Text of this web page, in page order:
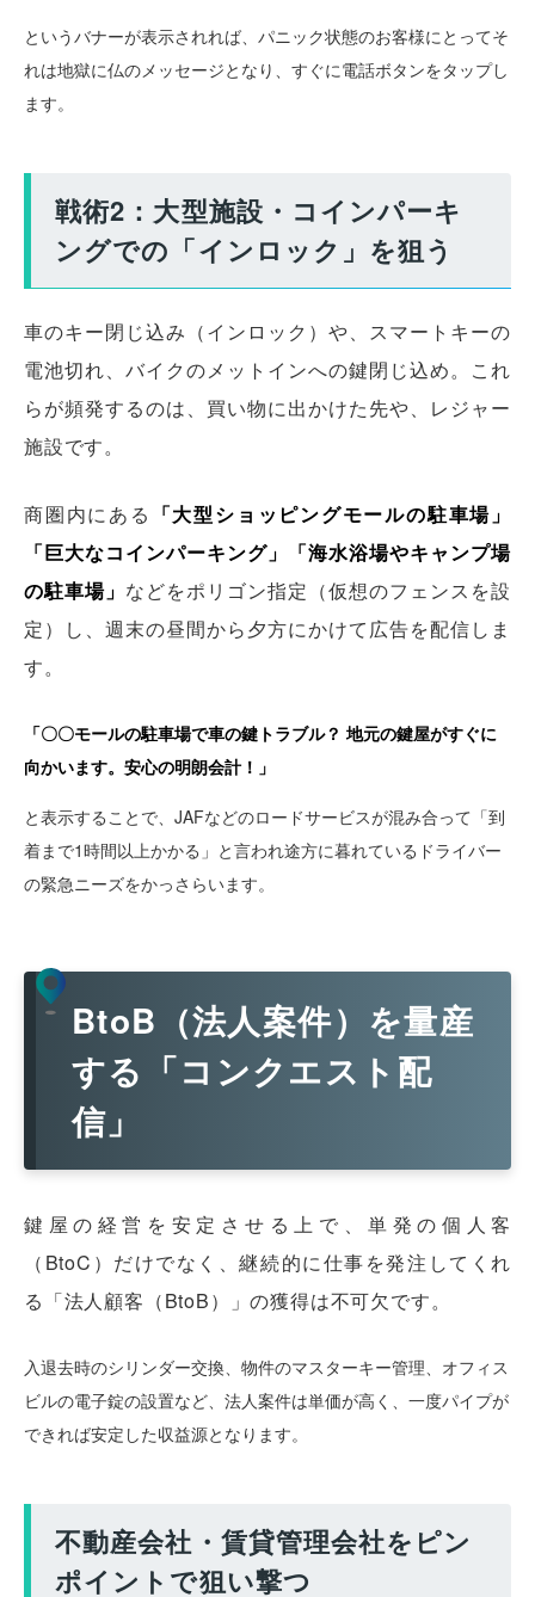
というバナーが表示されれば、パニック状態のお客様にとってそ
れは地獄に仏のメッセージとなり、すぐに電話ボタンをタップし
ます。
戦術2：大型施設・コインパーキ
ングでの「インロック」を狙う
車のキー閉じ込み（インロック）や、スマートキーの
電池切れ、バイクのメットインへの鍵閉じ込め。これ
らが頻発するのは、買い物に出かけた先や、レジャー
施設です。
商圏内にある 「大型ショッピングモールの駐車場」
「巨大なコインパーキング」「海水浴場やキャンプ場
の駐車場」 などをポリゴン指定（仮想のフェンスを設
定）し、週末の昼間から夕方にかけて広告を配信しま
す。
「〇〇モールの駐車場で車の鍵トラブル？ 地元の鍵屋がすぐに
向かいます。安心の明朗会計！」
と表示することで、JAFなどのロードサービスが混み合って「到
着まで1時間以上かかる」と言われ途方に暮れているドライバー
の緊急ニーズをかっさらいます。
BtoB（法人案件）を量産
する「コンクエスト配
信」
鍵屋の経営を安定させる上で、単発の個人客
（BtoC）だけでなく、継続的に仕事を発注してくれ
る「法人顧客（BtoB）」の獲得は不可欠です。
入退去時のシリンダー交換、物件のマスターキー管理、オフィス
ビルの電子錠の設置など、法人案件は単価が高く、一度パイプが
できれば安定した収益源となります。
不動産会社・賃貸管理会社をピン
ポイントで狙い撃つ